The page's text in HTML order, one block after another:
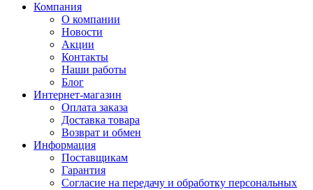
Компания
О компании
Новости
Акции
Контакты
Наши работы
Блог
Интернет-магазин
Оплата заказа
Доставка товара
Возврат и обмен
Информация
Поставщикам
Гарантия
Согласие на передачу и обработку персональных